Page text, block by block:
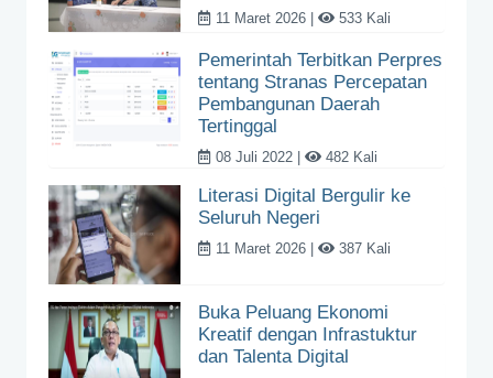
11 Maret 2026 | 533 Kali
Pemerintah Terbitkan Perpres
tentang Stranas Percepatan
Pembangunan Daerah
Tertinggal
08 Juli 2022 | 482 Kali
Literasi Digital Bergulir ke
Seluruh Negeri
11 Maret 2026 | 387 Kali
Buka Peluang Ekonomi
Kreatif dengan Infrastuktur
dan Talenta Digital